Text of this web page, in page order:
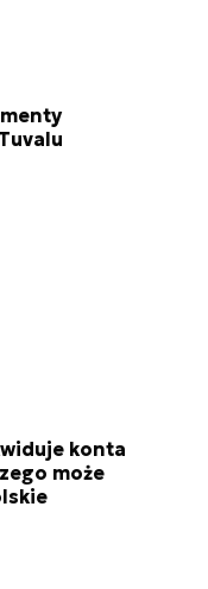
konta
może